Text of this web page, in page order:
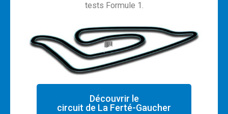
tests Formule 1.
Découvrir le
circuit de La Ferté-Gaucher